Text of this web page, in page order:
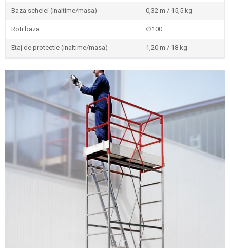
Baza schelei (inaltime/masa) 0,32 m / 15,5 kg
Roti baza ∅100
Etaj de protectie (inaltime/masa) 1,20 m / 18 kg